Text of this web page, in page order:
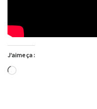
J’aime ça :
Chargement…